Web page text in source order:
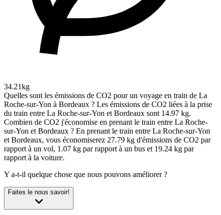
34.21kg
Quelles sont les émissions de CO2 pour un voyage en train de La
Roche-sur-Yon à Bordeaux ? Les émissions de CO2 liées à la prise
du train entre La Roche-sur-Yon et Bordeaux sont 14.97 kg.
Combien de CO2 j'économise en prenant le train entre La Roche-
sur-Yon et Bordeaux ? En prenant le train entre La Roche-sur-Yon
et Bordeaux, vous économiserez 27.79 kg d'émissions de CO2 par
rapport à un vol, 1.07 kg par rapport à un bus et 19.24 kg par
rapport à la voiture.
Y a-t-il quelque chose que nous pouvons améliorer ?
Faites le nous savoir!